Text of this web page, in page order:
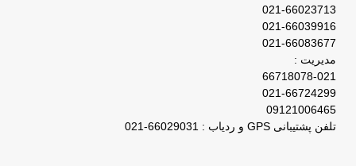
021-66023713
021-66039916
021-66083677
مدیریت :
66718078-021
021-66724299
09121006465
تلفن پشتیبانی GPS و ردیاب : 66029031-021